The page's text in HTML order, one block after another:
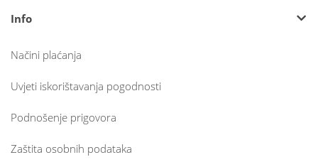
Info
Načini plaćanja
Uvjeti iskorištavanja pogodnosti
Podnošenje prigovora
Zaštita osobnih podataka